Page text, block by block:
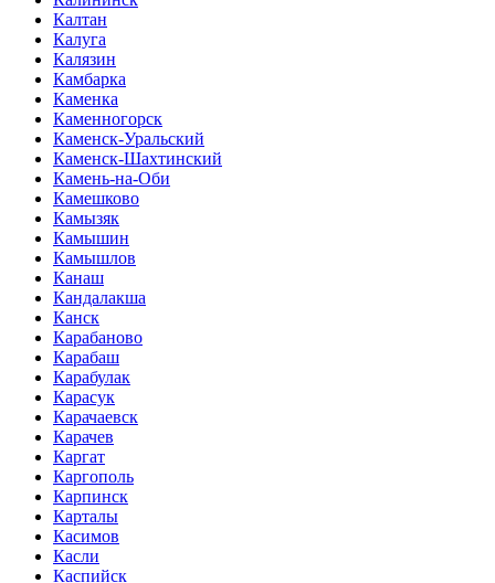
Калтан
Калуга
Калязин
Камбарка
Каменка
Каменногорск
Каменск-Уральский
Каменск-Шахтинский
Камень-на-Оби
Камешково
Камызяк
Камышин
Камышлов
Канаш
Кандалакша
Канск
Карабаново
Карабаш
Карабулак
Карасук
Карачаевск
Карачев
Каргат
Каргополь
Карпинск
Карталы
Касимов
Касли
Каспийск